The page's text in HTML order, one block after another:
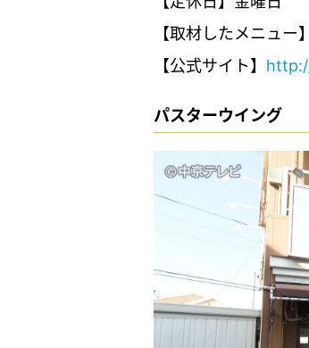
【取材したメニュ
【公式サイト】
パスターウイング